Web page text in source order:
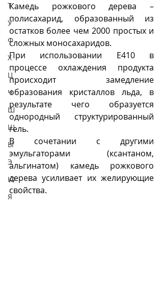
Т
У
Ф
Х
Ц
Ч
Ш
Щ
Ы
Э
Ю
Я
Камедь рожкового дерева –
полисахарид, образованный из
остатков более чем 2000 простых и
сложных моносахаридов.
При использовании Е410 в
процессе охлаждения продукта
происходит замедление
образования кристаллов льда, в
результате чего образуется
однородный структурированный
гель.
В сочетании с другими
эмульгаторами (ксантаном,
альгинатом) камедь рожкового
дерева усиливает их желирующие
свойства.